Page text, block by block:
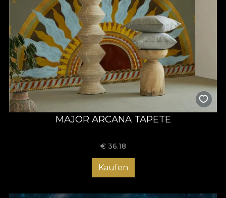
MAJOR ARCANA TAPETE
€ 36.18
Kaufen